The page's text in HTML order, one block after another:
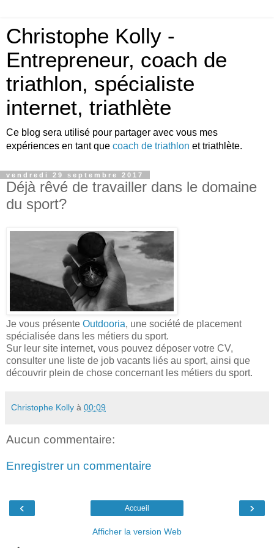
Christophe Kolly -
Entrepreneur, coach de
triathlon, spécialiste
internet, triathlète
Ce blog sera utilisé pour partager avec vous mes
expériences en tant que coach de triathlon et triathlète.
vendredi 29 septembre 2017
Déjà rêvé de travailler dans le domaine
du sport?
Je vous présente Outdooria, une société de placement
spécialisée dans les métiers du sport.
Sur leur site internet, vous pouvez déposer votre CV,
consulter une liste de job vacants liés au sport, ainsi que
découvrir plein de chose concernant les métiers du sport.
Christophe Kolly à 00:09
Aucun commentaire:
Enregistrer un commentaire
‹ ›
Accueil
Afficher la version Web